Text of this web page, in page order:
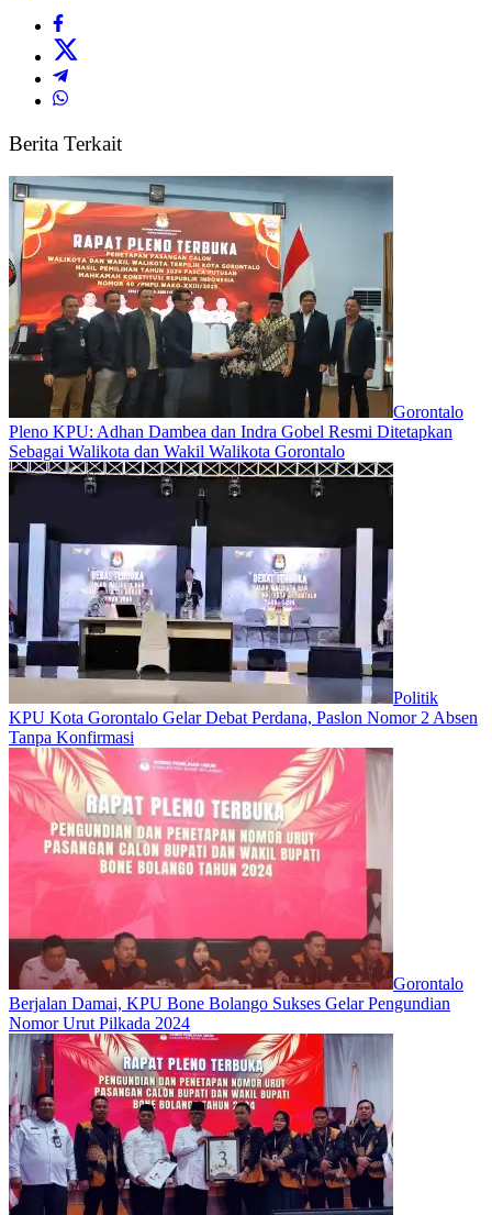
Berita Terkait
Gorontalo
Pleno KPU: Adhan Dambea dan Indra Gobel Resmi Ditetapkan
Sebagai Walikota dan Wakil Walikota Gorontalo
Politik
KPU Kota Gorontalo Gelar Debat Perdana, Paslon Nomor 2 Absen
Tanpa Konfirmasi
Gorontalo
Berjalan Damai, KPU Bone Bolango Sukses Gelar Pengundian
Nomor Urut Pilkada 2024